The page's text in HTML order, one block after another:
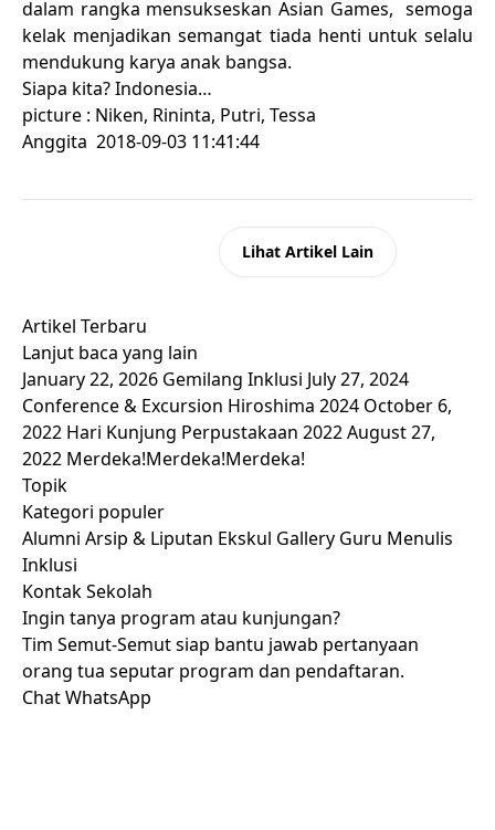
dalam rangka mensukseskan Asian Games, semoga
kelak menjadikan semangat tiada henti untuk selalu
mendukung karya anak bangsa.
Siapa kita? Indonesia…
picture : Niken, Rininta, Putri, Tessa
Anggita 2018-09-03 11:41:44
Lihat Artikel Lain
Artikel Terbaru
Lanjut baca yang lain
January 22, 2026 Gemilang Inklusi July 27, 2024
Conference & Excursion Hiroshima 2024 October 6,
2022 Hari Kunjung Perpustakaan 2022August 27,
2022 Merdeka!Merdeka!Merdeka!
Topik
Kategori populer
Alumni Arsip & Liputan Ekskul Gallery Guru Menulis
Inklusi
Kontak Sekolah
Ingin tanya program atau kunjungan?
Tim Semut-Semut siap bantu jawab pertanyaan
orang tua seputar program dan pendaftaran.
Chat WhatsApp